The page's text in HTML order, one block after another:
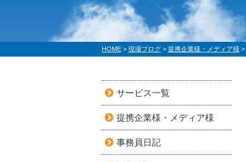
HOME > 現場ブログ > 提携企業様・メディア様 >
サービス一覧
提携企業様・メディア様
事務員日記